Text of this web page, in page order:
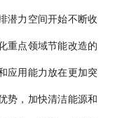
潜力空间开始不断收
重点领域节能改造的
应用能力放在更加突
势，加快清洁能源和